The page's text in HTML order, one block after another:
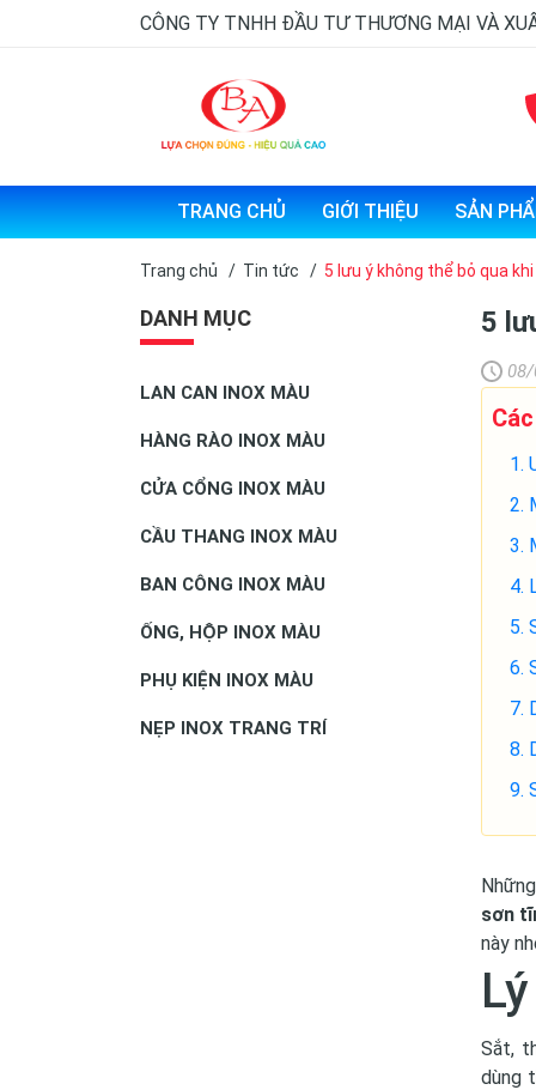
CÔNG TY TNHH ĐẦU TƯ THƯƠNG MẠI VÀ
TRANG CHỦ GIỚI THIỆU SẢN
Trang chủ / Tin tức / 5 lưu ý không thể bỏ qua
DANH MỤC
LAN CAN INOX MÀU
HÀNG RÀO INOX MÀU
CỬA CỔNG INOX MÀU
CẦU THANG INOX MÀU
BAN CÔNG INOX MÀU
ỐNG, HỘP INOX MÀU
PHỤ KIỆN INOX MÀU
NẸP INOX TRANG TRÍ
5
sơn
này
Sắt,
dùng